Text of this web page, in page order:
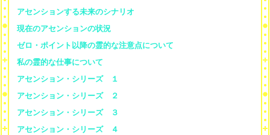
アセンションする未来のシナリオ
現在のアセンションの状況
ゼロ・ポイント以降の霊的な注意点について
私の霊的な仕事について
アセンション・シリーズ １
アセンション・シリーズ ２
アセンション・シリーズ ３
アセンション・シリーズ ４